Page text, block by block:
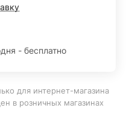
- бесплатно
для интернет-магазина
в розничных магазинах